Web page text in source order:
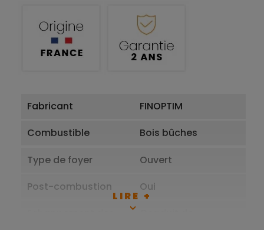
Fabricant
FINOPTIM
Combustible
Bois bûches
Type de foyer
Ouvert
Post-combustion
Oui
LIRE +